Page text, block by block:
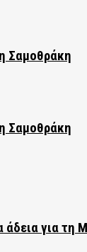
Σαμοθράκη
Σαμοθράκη
για τη